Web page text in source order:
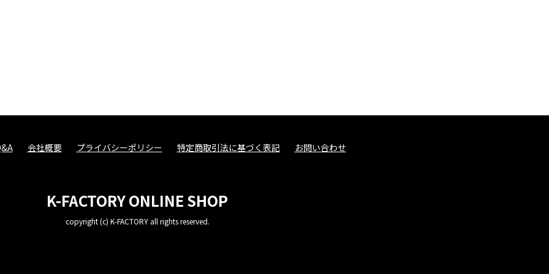
会社概要 プライバシーポリシー 特定商取引法に基づく表記 お問い合わせ
K-FACTORY ONLINE SHOP
copyright (c) K-FACTORY all rights reserved.